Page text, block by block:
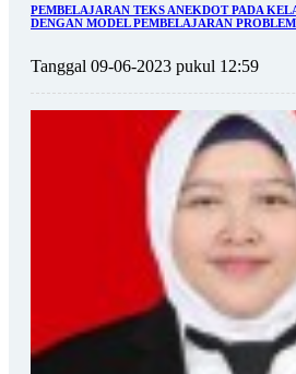
PEMBELAJARAN TEKS ANEKDOT PADA
DENGAN MODEL PEMBELAJARAN
Tanggal 09-06-2023 pukul 12:59